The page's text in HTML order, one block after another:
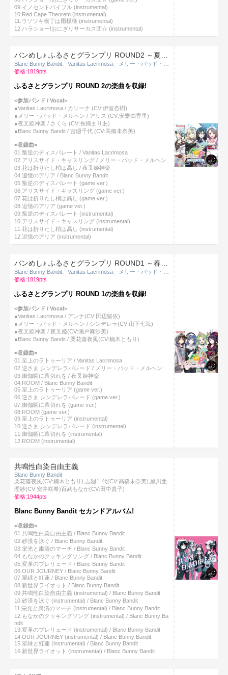
09.イノセントバイブル (instrumental)
10.Red Cape Theorem (instrumental)
11.ウソツキ横丁は雨模様 (instrumental)
12.ハラショー!おにぎりサーカス団☆ (instrumental)
価格:1819pts
ふるさとグランプリ ROUND 2の楽曲を収録!
<参加バンド / Vocal>
●Vanitas Lacrimosa / カリーナ (CV:伊波杏樹)
●メリー・バッド・メルヘン / アリス (CV:安齋由香里)
●夜叉姫神楽 / さくら (CV:長縄まりあ)
●Blanc Bunny Bandit / 吉廻千代 (CV:高橋未奈美)
<収録曲>
01.叛逆のディスパレート / Vanitas Lacrimosa
02.アリスサイド・キャスリング / メリー・バッド・メルヘン
03.花は折りたし梢は高し / 夜叉姫神楽
04.追憶のアリア / Blanc Bunny Bandit
05.叛逆のディスパレート (game ver.)
06.アリスサイド・キャスリング (game ver.)
07.花は折りたし梢は高し (game ver.)
08.追憶のアリア (game ver.)
09.叛逆のディスパレート (instrumental)
10.アリスサイド・キャスリング (instrumental)
11.花は折りたし梢は高し (instrumental)
12.追憶のアリア (instrumental)
価格:1819pts
ふるさとグランプリ ROUND 1の楽曲を収録!
<参加バンド / Vocal>
●Vanitas Lacrimosa / アンナ(CV:田辺留依)
●メリー・バッド・メルヘン / シンデレラ(CV:山下七海)
●夜叉姫神楽 / 夜叉姫(CV:瀬戸麻沙美)
●Blanc Bunny Bandit / 栗花落夜風(CV:楠木ともり)
<収録曲>
01.至上のラトゥーリア / Vanitas Lacrimosa
02.逆さま シンデレラパレード / メリー・バッド・メルヘン
03.御伽噺に幕切れを / 夜叉姫神楽
04.ROOM / Blanc Bunny Bandit
05.至上のラトゥーリア (game ver.)
06.逆さま シンデレラパレード (game ver.)
07.御伽噺に幕切れを (game ver.)
08.ROOM (game ver.)
09.至上のラトゥーリア (instrumental)
10.逆さま シンデレラパレード (instrumental)
11.御伽噺に幕切れを (instrumental)
12.ROOM (instrumental)
共鳴性白染自由主義
Blanc Bunny Bandit
栗花落夜風(CV:楠木ともり),吉廻千代(CV:高橋未奈美),黒川亜
理紗(CV:安井咲希)百武もなか(CV:田中貴子)
価格:1944pts
Blanc Bunny Bandit セカンドアルバム!
<収録曲>
01.共鳴性白染自由主義 / Blanc Bunny Bandit
02.砂漠を泳ぐ / Blanc Bunny Bandit
03.栄光と粛清のマーチ / Blanc Bunny Bandit
04.もなかのクッキングソング / Blanc Bunny Bandit
05.変革のプレリュード / Blanc Bunny Bandit
06.OUR JOURNEY / Blanc Bunny Bandit
07.翠緑と紅蓮 / Blanc Bunny Bandit
08.新世界ライオット / Blanc Bunny Bandit
09.共鳴性白染自由主義 (instrumental) / Blanc Bunny Bandit
10.砂漠を泳ぐ (instrumental) / Blanc Bunny Bandit
11.栄光と粛清のマーチ (instrumental) / Blanc Bunny Bandit
12.もなかのクッキングソング (instrumental) / Blanc Bunny Ba
ndit
13.変革のプレリュード (instrumental) / Blanc Bunny Bandit
14.OUR JOURNEY (instrumental) / Blanc Bunny Bandit
15.翠緑と紅蓮 (instrumental) / Blanc Bunny Bandit
16.新世界ライオット (instrumental) / Blanc Bunny Bandit